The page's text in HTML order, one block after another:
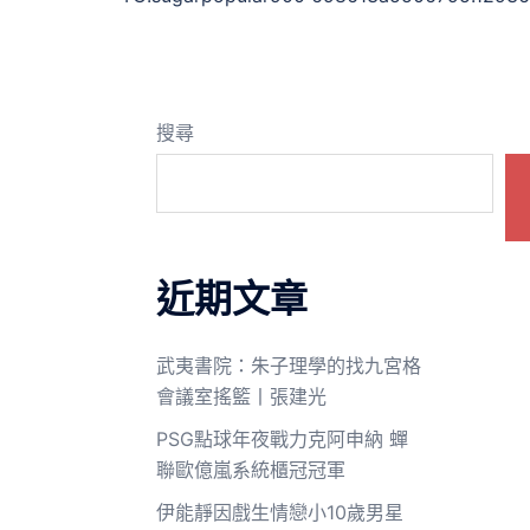
搜尋
近期文章
武夷書院：朱子理學的找九宮格
會議室搖籃丨張建光
PSG點球年夜戰力克阿申納 蟬
聯歐億嵐系統櫃冠冠軍
伊能靜因戲生情戀小10歲男星